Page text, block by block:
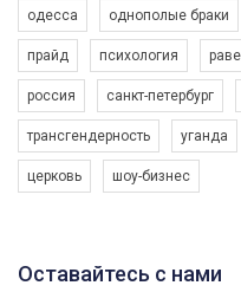
6/30/2017
Емоційний та вражаючий
представляє програму
насильству проти ЛГБТ в
Ми просимо вашої
програму з боротьби з
Якщо ти хочеш підтримати
best video, representing
1.9K Просмотров • 226
одесса однополые браки
прайд психология
россия санкт-петербург
трансгендерность уганда
церковь шоу-бизнес
Оставайтесь с нами